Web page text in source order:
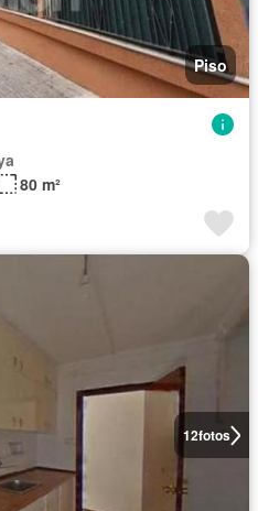
Piso
80 m²
12fotos